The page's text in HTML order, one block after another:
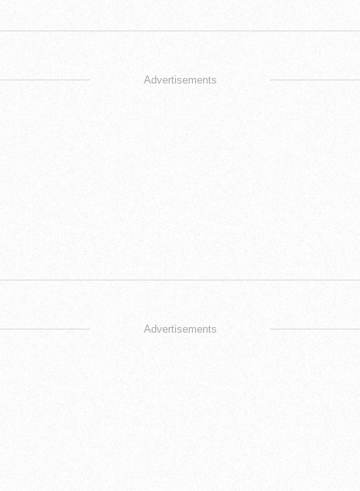
Advertisements
Advertisements